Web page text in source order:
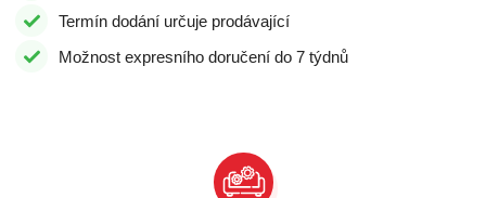
Termín dodání určuje prodávající
Možnost expresního doručení do 7 týdnů